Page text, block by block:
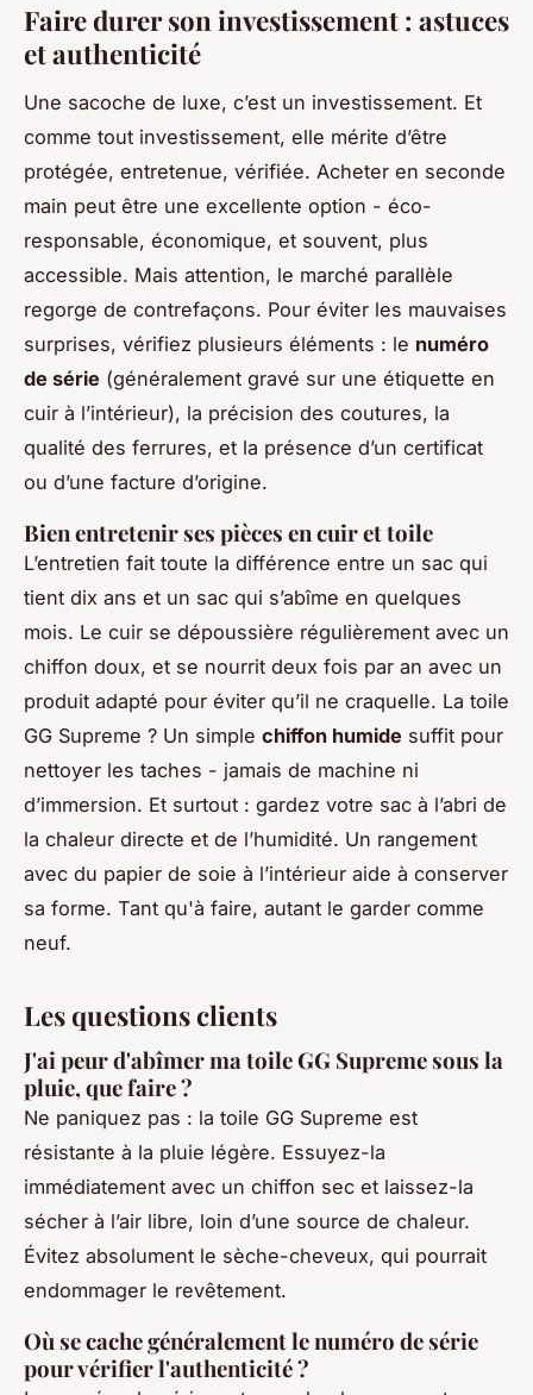
Faire durer son investissement : astuces
et authenticité
Une sacoche de luxe, c’est un investissement. Et
comme tout investissement, elle mérite d’être
protégée, entretenue, vérifiée. Acheter en seconde
main peut être une excellente option - éco-
responsable, économique, et souvent, plus
accessible. Mais attention, le marché parallèle
regorge de contrefaçons. Pour éviter les mauvaises
surprises, vérifiez plusieurs éléments : le numéro
de série (généralement gravé sur une étiquette en
cuir à l’intérieur), la précision des coutures, la
qualité des ferrures, et la présence d’un certificat
ou d’une facture d’origine.
Bien entretenir ses pièces en cuir et toile
L’entretien fait toute la différence entre un sac qui
tient dix ans et un sac qui s’abîme en quelques
mois. Le cuir se dépoussière régulièrement avec un
chiffon doux, et se nourrit deux fois par an avec un
produit adapté pour éviter qu’il ne craquelle. La toile
GG Supreme ? Un simple chiffon humide suffit pour
nettoyer les taches - jamais de machine ni
d’immersion. Et surtout : gardez votre sac à l’abri de
la chaleur directe et de l’humidité. Un rangement
avec du papier de soie à l’intérieur aide à conserver
sa forme. Tant qu'à faire, autant le garder comme
neuf.
Les questions clients
J'ai peur d'abîmer ma toile GG Supreme sous la
pluie, que faire ?
Ne paniquez pas : la toile GG Supreme est
résistante à la pluie légère. Essuyez-la
immédiatement avec un chiffon sec et laissez-la
sécher à l’air libre, loin d’une source de chaleur.
Évitez absolument le sèche-cheveux, qui pourrait
endommager le revêtement.
Où se cache généralement le numéro de série
pour vérifier l'authenticité ?